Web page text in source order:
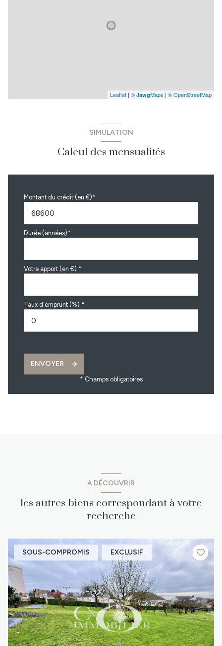
Leaflet | © JawgMaps | © OpenStreetMap
SIMULATION
Calcul des mensualités
Montant du crédit (en €)*
Durée (années)*
Votre apport (en €) *
Taux d'emprunt (%) *
ENVOYER
* Champs obligatoires
A DÉCOUVRIR
les autres biens correspondant à votre
recherche
SOUS-COMPROMIS EXCLUSIF